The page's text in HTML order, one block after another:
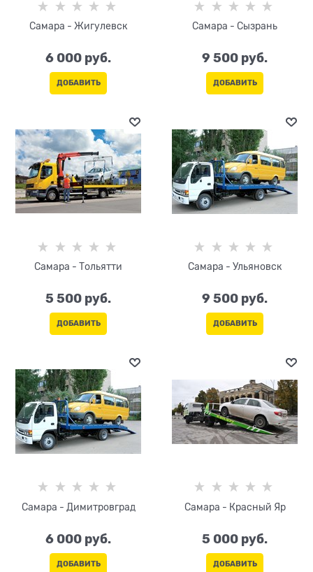
Самара - Жигулевск
6 000 руб.
ДОБАВИТЬ
Самара - Сызрань
9 500 руб.
ДОБАВИТЬ
Самара - Тольятти
5 500 руб.
ДОБАВИТЬ
Самара - Ульяновск
9 500 руб.
ДОБАВИТЬ
Самара - Димитровград
6 000 руб.
ДОБАВИТЬ
Самара - Красный Яр
5 000 руб.
ДОБАВИТЬ